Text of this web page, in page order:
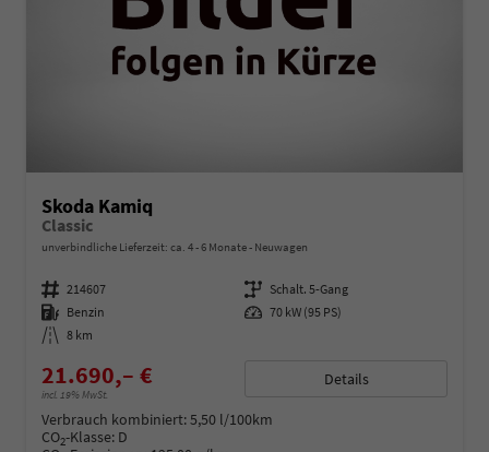
Skoda Kamiq
Classic
unverbindliche Lieferzeit: ca. 4 - 6 Monate Neuwagen
Fahrzeugnummer 214607 Getriebe Schalt. 5-Gang
Kraftstoff Benzin Leistung 70 kW (95 PS)
Kilometerstand 8 km
21.690,– €
incl. 19% MwSt.
Details
Verbrauch kombiniert:5,50 l/100km
CO2-Klasse: D